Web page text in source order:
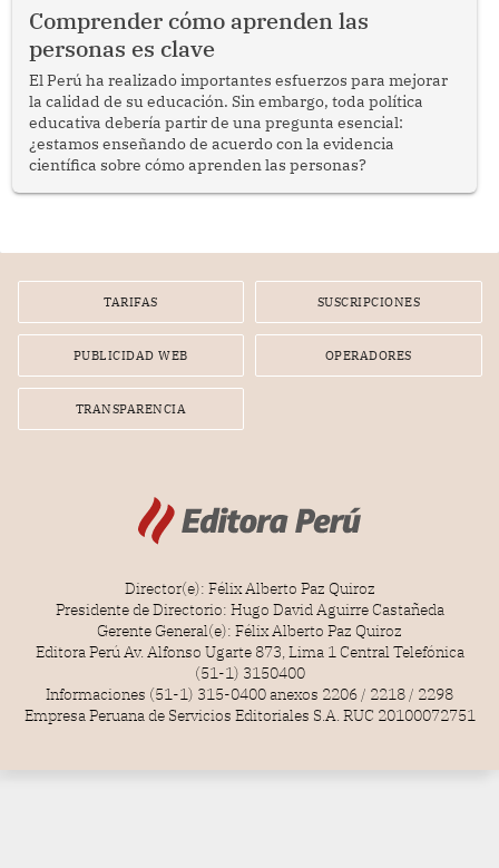
país.
Comprender cómo aprenden las
personas es clave
El Perú ha realizado importantes esfuerzos para mejorar
la calidad de su educación. Sin embargo, toda política
educativa debería partir de una pregunta esencial:
¿estamos enseñando de acuerdo con la evidencia
científica sobre cómo aprenden las personas?
TARIFAS SUSCRIPCIONES
PUBLICIDAD WEB OPERADORES
TRANSPARENCIA
Director(e): Félix Alberto Paz Quiroz
Presidente de Directorio: Hugo David Aguirre Castañeda
Gerente General(e): Félix Alberto Paz Quiroz
Editora Perú Av. Alfonso Ugarte 873, Lima 1 Central Telefónica
(51-1) 3150400
Informaciones (51-1) 315-0400 anexos 2206 / 2218 / 2298
Empresa Peruana de Servicios Editoriales S.A. RUC 20100072751